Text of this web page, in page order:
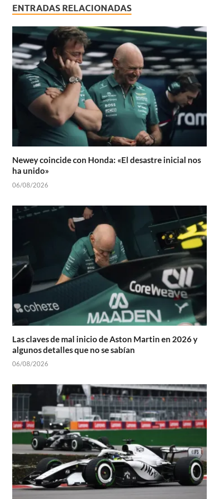
ENTRADAS RELACIONADAS
Newey coincide con Honda: «El desastre inicial nos
ha unido»
06/08/2026
Las claves de mal inicio de Aston Martin en 2026 y
algunos detalles que no se sabían
06/08/2026